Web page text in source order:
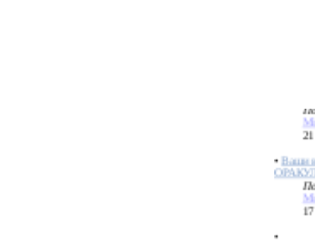
Ваши